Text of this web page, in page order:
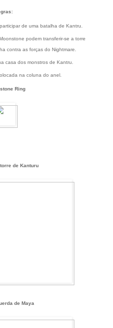
de uma batalha de Kantru.
podem transferir-se a torre
contra as forças do Nightmare.
casa dos monstros de Kantru.
na coluna do anel.
Ring
de Kanturu
de Maya